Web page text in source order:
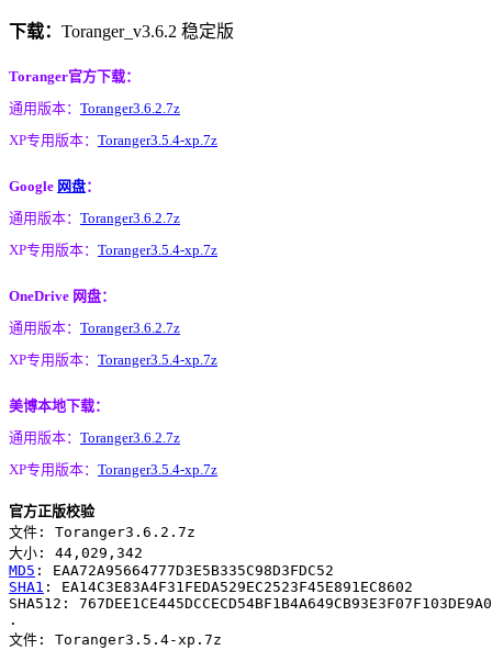
下载： Toranger_v3.6.2 稳定版
Toranger官方下载：
通用版本： Toranger3.6.2.7z
XP专用版本： Toranger3.5.4-xp.7z
Google 网盘：
通用版本： Toranger3.6.2.7z
XP专用版本： Toranger3.5.4-xp.7z
OneDrive 网盘：
通用版本： Toranger3.6.2.7z
XP专用版本： Toranger3.5.4-xp.7z
美博本地下载：
通用版本： Toranger3.6.2.7z
XP专用版本： Toranger3.5.4-xp.7z
官方正版校验
文件: Toranger3.6.2.7z
MD5
SHA1 : EA14C3E83A4F31FEDA529EC2523F45E891EC8602
SHA512:
.
文件: Toranger3.5.4-xp.7z